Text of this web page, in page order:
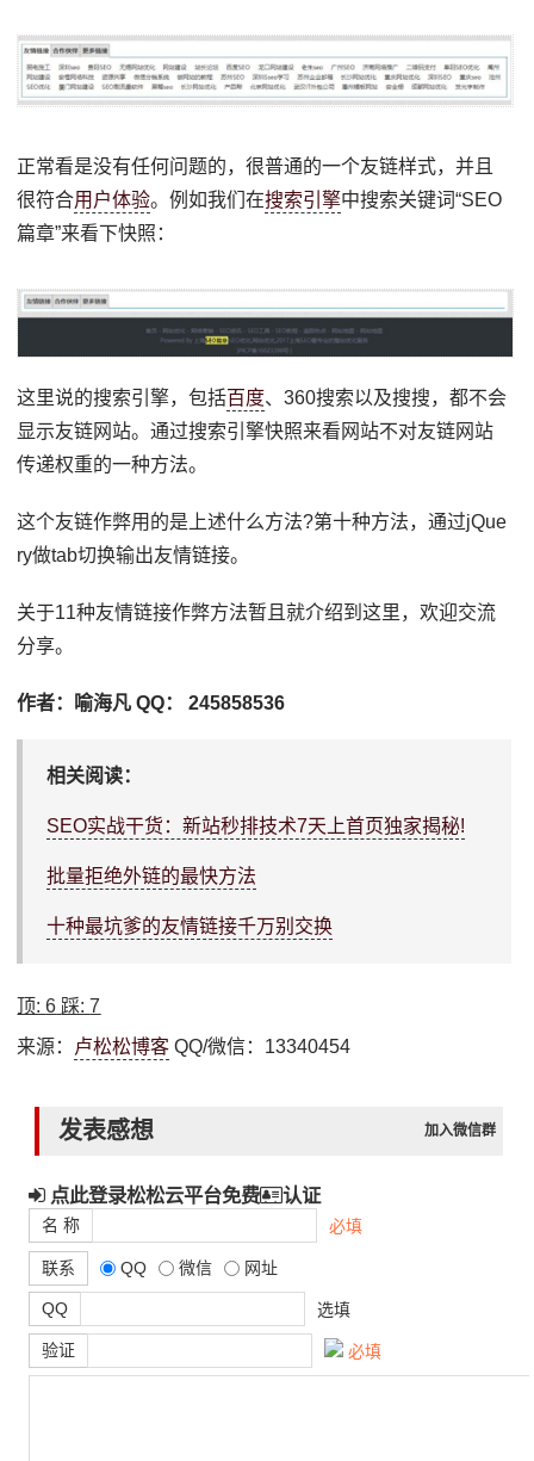
正常看是没有任何问题的，很普通的一个友链样式，并且
很符合用户体验。例如我们在搜索引擎中搜索关键词“SEO
篇章”来看下快照：
这里说的搜索引擎，包括百度、360搜索以及搜搜，都不会
显示友链网站。通过搜索引擎快照来看网站不对友链网站
传递权重的一种方法。
这个友链作弊用的是上述什么方法?第十种方法，通过jQue
ry做tab切换输出友情链接。
关于11种友情链接作弊方法暂且就介绍到这里，欢迎交流
分享。
作者：喻海凡 QQ： 245858536
相关阅读：
SEO实战干货：新站秒排技术7天上首页独家揭秘!
批量拒绝外链的最快方法
十种最坑爹的友情链接千万别交换
顶:6 踩: 7
来源： 卢松松博客 QQ/微信：13340454
发表感想 加入微信群
点此登录松松云平台免费 认证
名 称 必填
联系 QQ 微信 网址
QQ 选填
验证 必填